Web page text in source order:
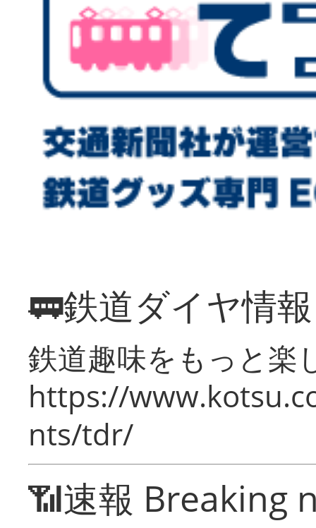
🚃鉄道ダイヤ情
鉄道趣味をもっと楽
https://
nts/tdr/
📶速報 Breaking